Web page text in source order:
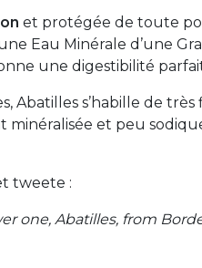
et protégée de toute
Eau Minérale d’une
une digestibilité
Abatilles s’habille de
et peu
tweete :
one, Abatilles, from